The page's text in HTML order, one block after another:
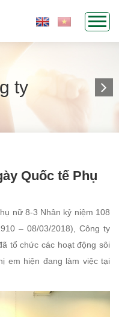
ty
Quốc tế Phụ
nữ 8-3 Nhân kỷ niệm 108
– 08/03/2018), Công ty
tổ chức các hoạt động sôi
em hiện đang làm việc tại